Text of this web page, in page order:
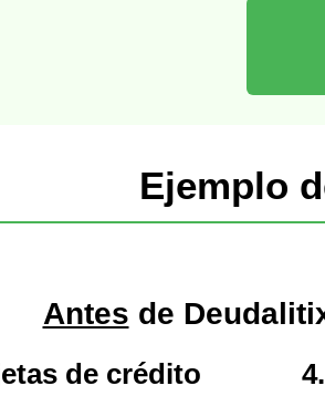
Ejemplo
Antes de
de crédito